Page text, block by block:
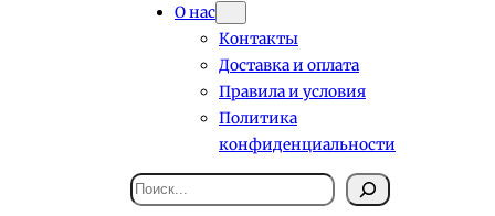
О нас
Контакты
Доставка и оплата
Правила и условия
Политика
конфиденциальности
Поиск